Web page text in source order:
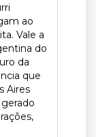
ao
Vale a
do
da
que
Aires